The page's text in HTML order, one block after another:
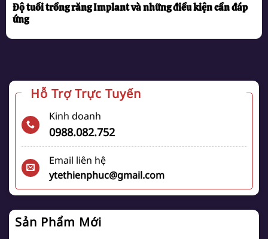
Hỗ Trợ Trực Tuyến
Kinh doanh
0988.082.752
Email liên hệ
ytethienphuc@gmail.com
Sản Phẩm Mới
Độ tuổi trồng răng Implant và những điều kiện cần đáp
ứng